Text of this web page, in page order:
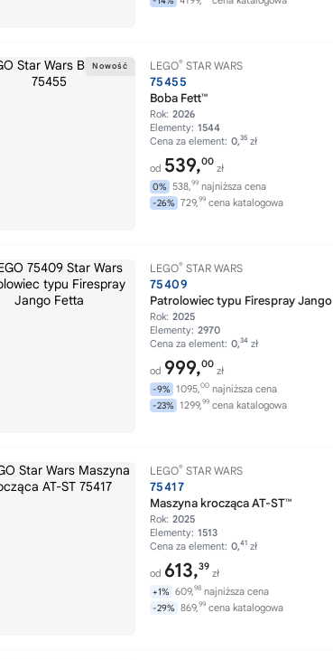
LEGO® STAR WARS
75455
Boba Fett™
Rok: 2026
Elementy: 1544
Cena za element: 0,35 zł
od 539,00
zł
0% 538,99 najniższa cena
-26% 729,99 cena katalogowa
LEGO® STAR WARS
75409
Patrolowiec typu Firespray
Rok: 2025
Elementy: 2970
Cena za element: 0,34 zł
od 999,00
zł
-9% 1095,00 najniższa cena
-23% 1299,99 cena katalogowa
LEGO® STAR WARS
75417
Maszyna krocząca AT-ST™
Rok: 2025
Elementy: 1513
Cena za element: 0,41 zł
od 613,39
zł
+1% 609,98 najniższa cena
-29% 869,99 cena katalogowa